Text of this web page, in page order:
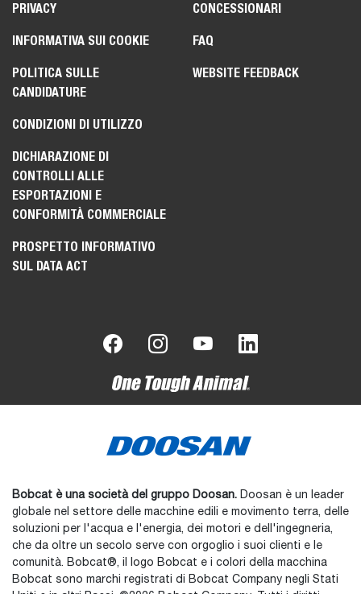
PRIVACY
INFORMATIVA SUI COOKIE
POLITICA SULLE
CANDIDATURE
CONDIZIONI DI UTILIZZO
DICHIARAZIONE DI
CONTROLLI ALLE
ESPORTAZIONI E
CONFORMITÀ COMMERCIALE
PROSPETTO INFORMATIVO
SUL DATA ACT
CONCESSIONARI
FAQ
WEBSITE FEEDBACK
Bobcat è una società del gruppo Doosan. Doosan è un leader
globale nel settore delle macchine edili e movimento terra, delle
soluzioni per l'acqua e l'energia, dei motori e dell'ingegneria,
che da oltre un secolo serve con orgoglio i suoi clienti e le
comunità. Bobcat®, il logo Bobcat e i colori della macchina
Bobcat sono marchi registrati di Bobcat Company negli Stati